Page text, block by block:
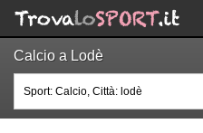
Calcio a Lodè